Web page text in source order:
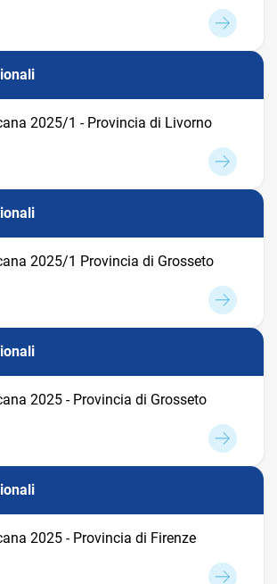
2025/1 - Provincia di Livorno
2025/1 Provincia di Grosseto
2025 - Provincia di Grosseto
2025 - Provincia di Firenze